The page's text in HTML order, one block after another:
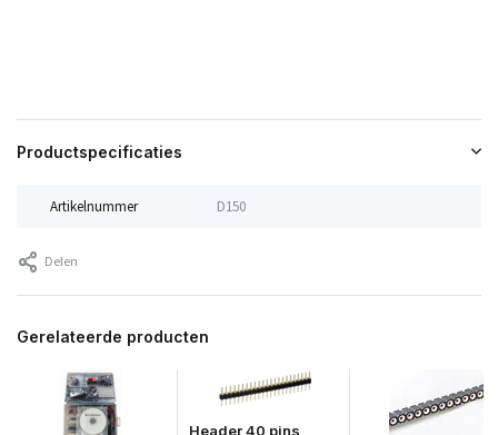
Productspecificaties
Artikelnummer D150
Delen
Gerelateerde producten
Header 40 pins